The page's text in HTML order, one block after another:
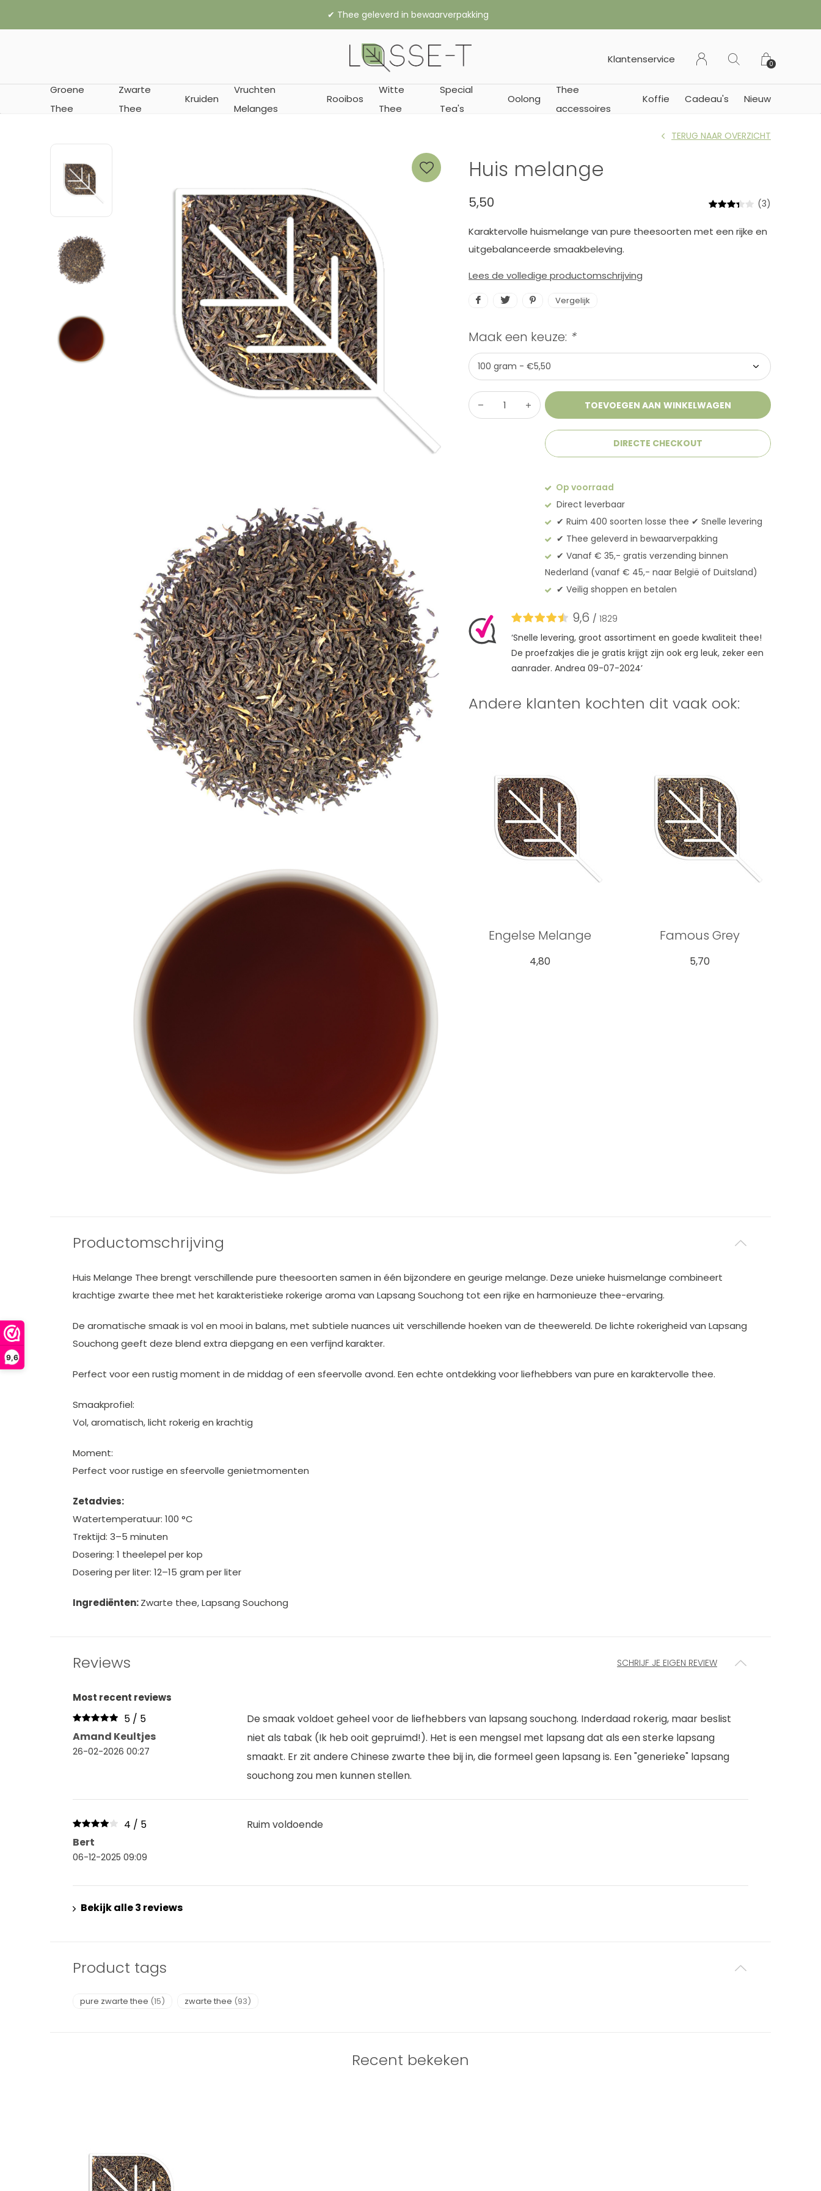
9,6
Groene
Thee
Zwarte
Thee
Kruiden
Vruchten
Melanges
Rooibos
Witte
Thee
Special
Tea's
Oolong
Thee
accessoires
Koffie Cadeau's Nieuw
Klantenservice 0
✔︎ Thee geleverd in bewaarverpakking
Huis melange
TERUG NAAR OVERZICHT
5,50 (3)
Karaktervolle huismelange van pure theesoorten met een rijke en
uitgebalanceerde smaakbeleving.
Lees de volledige productomschrijving
Vergelijk
Maak een keuze: *
TOEVOEGEN AAN WINKELWAGEN
DIRECTE CHECKOUT
Op voorraad
Direct leverbaar
✔︎ Ruim 400 soorten losse thee ✔︎ Snelle levering
✔︎ Thee geleverd in bewaarverpakking
✔︎ Vanaf € 35,- gratis verzending binnen
Nederland (vanaf € 45,- naar België of Duitsland)
✔︎ Veilig shoppen en betalen
9,6 / 1829
‘Snelle levering, groot assortiment en goede kwaliteit thee!
De proefzakjes die je gratis krijgt zijn ook erg leuk, zeker een
aanrader. Andrea 09-07-2024’
Andere klanten kochten dit vaak ook:
Engelse Melange
4,80
Famous Grey
5,70
Productomschrijving
Huis Melange Thee brengt verschillende pure theesoorten samen in één bijzondere en geurige melange. Deze unieke huismelange combineert
krachtige zwarte thee met het karakteristieke rokerige aroma van Lapsang Souchong tot een rijke en harmonieuze thee-ervaring.
De aromatische smaak is vol en mooi in balans, met subtiele nuances uit verschillende hoeken van de theewereld. De lichte rokerigheid van Lapsang
Souchong geeft deze blend extra diepgang en een verfijnd karakter.
Perfect voor een rustig moment in de middag of een sfeervolle avond. Een echte ontdekking voor liefhebbers van pure en karaktervolle thee.
Smaakprofiel:
Vol, aromatisch, licht rokerig en krachtig
Moment:
Perfect voor rustige en sfeervolle genietmomenten
Zetadvies:
Watertemperatuur: 100 °C
Trektijd: 3–5 minuten
Dosering: 1 theelepel per kop
Dosering per liter: 12–15 gram per liter
Ingrediënten:Zwarte thee, Lapsang Souchong
Reviews SCHRIJF JE EIGEN REVIEW
Most recent reviews
5 / 5
Amand Keultjes
26-02-2026 00:27
De smaak voldoet geheel voor de liefhebbers van lapsang souchong. Inderdaad rokerig, maar beslist
niet als tabak (Ik heb ooit gepruimd!). Het is een mengsel met lapsang dat als een sterke lapsang
smaakt. Er zit andere Chinese zwarte thee bij in, die formeel geen lapsang is. Een "generieke" lapsang
souchong zou men kunnen stellen.
4 / 5
Bert
06-12-2025 09:09
Ruim voldoende
Bekijk alle 3 reviews
Product tags
pure zwarte thee (15) zwarte thee (93)
Recent bekeken